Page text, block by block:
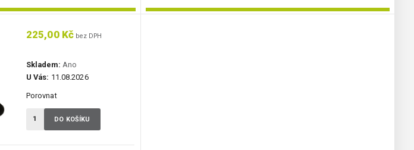
225,00 Kč bez DPH
Skladem: Ano
U Vás: 11.08.2026
Porovnat
DO KOŠÍKU